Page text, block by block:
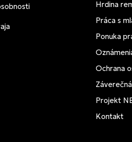
Hrdina
Práca s
Ponuka
Ochrana
Projekt
Kontakt